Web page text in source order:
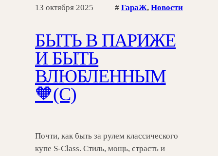
13 октября 2025 # ГараЖ, Новости
БЫТЬ В ПАРИЖЕ
И БЫТЬ
ВЛЮБЛЕННЫМ
🧡(С)
Почти, как быть за рулем классического
купе S-Class. Стиль, мощь, страсть и